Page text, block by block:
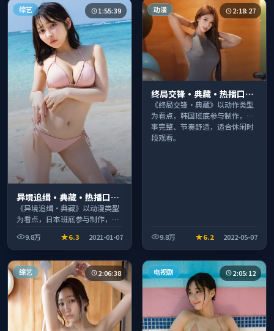
综艺 1:55:39
异境追缉·典藏·热播口碑
之作剧情扎实演技在线
《异境追缉·典藏》以动漫类型
为看点，日本班底参与制作，叙
段观看。
9.8万 6.3 2021-01-07
动漫 2:18:27
终局交锋·典藏·热播口碑
之作剧情扎实演技在线
《终局交锋·典藏》以动作类型
为看点，韩国班底参与制作，叙
事完整、节奏舒适，适合休闲时
段观看。
9.8万 6.2 2022-05-07
综艺 2:06:38 电视剧 2:05:12